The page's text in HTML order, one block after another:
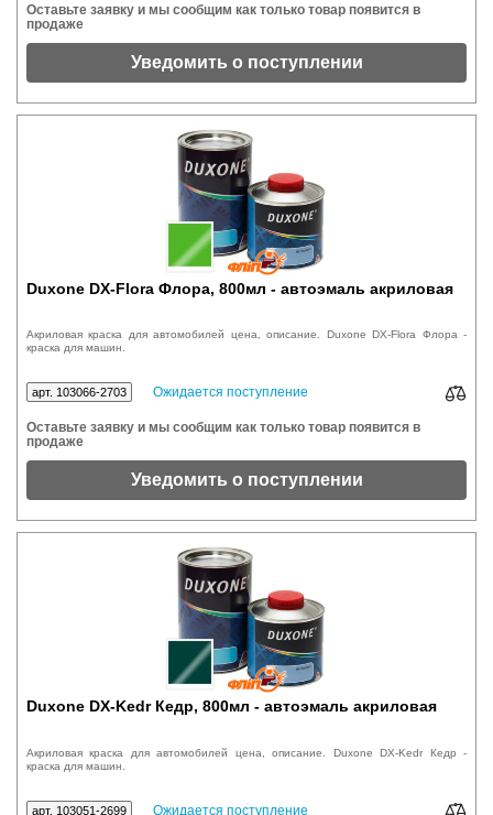
Оставьте заявку и мы сообщим как только товар появится в
продаже
Уведомить о поступлении
Duxone DX-Flora Флора, 800мл - автоэмаль акриловая
Акриловая краска для автомобилей цена, описание. Duxone DX-Flora Флора -
краска для машин.
арт. 103066-2703 Ожидается поступление
Оставьте заявку и мы сообщим как только товар появится в
продаже
Уведомить о поступлении
Duxone DX-Kedr Кедр, 800мл - автоэмаль акриловая
Акриловая краска для автомобилей цена, описание. Duxone DX-Kedr Кедр -
краска для машин.
арт. 103051-2699 Ожидается поступление